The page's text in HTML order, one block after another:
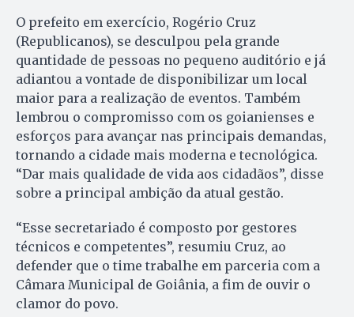
O prefeito em exercício, Rogério Cruz
(Republicanos), se desculpou pela grande
quantidade de pessoas no pequeno auditório e já
adiantou a vontade de disponibilizar um local
maior para a realização de eventos. Também
lembrou o compromisso com os goianienses e
esforços para avançar nas principais demandas,
tornando a cidade mais moderna e tecnológica.
“Dar mais qualidade de vida aos cidadãos”, disse
sobre a principal ambição da atual gestão.
“Esse secretariado é composto por gestores
técnicos e competentes”, resumiu Cruz, ao
defender que o time trabalhe em parceria com a
Câmara Municipal de Goiânia, a fim de ouvir o
clamor do povo.